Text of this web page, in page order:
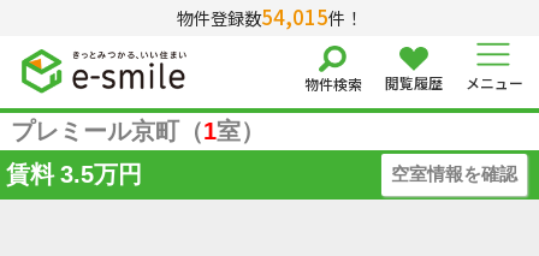
物件登録数54,015件！
物件検索 閲覧履歴 メニュー
プレミール京町（1室）
賃料 3.5万円 空室情報を確認